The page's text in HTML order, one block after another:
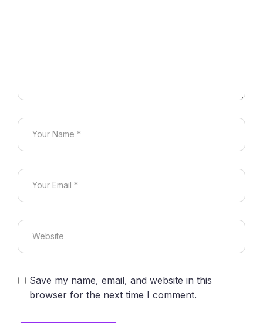
Save my name, email, and website in this
browser for the next time I comment.